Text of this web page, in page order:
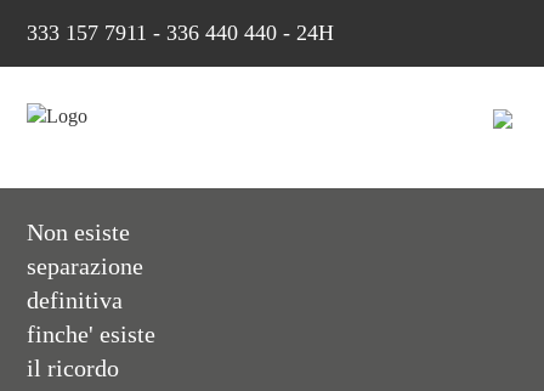
333 157 7911 - 336 440 440 - 24H
Non esiste
separazione
definitiva
finche' esiste
il ricordo